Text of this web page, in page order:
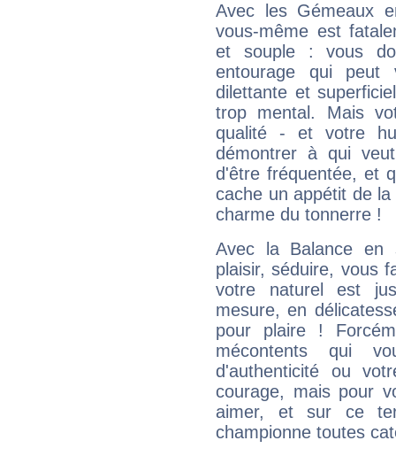
Avec les Gémeaux
vous-même est
et souple : vous
entourage qui
dilettante et
trop mental. Mais
qualité - et votre
démontrer à qui
d'être fréquentée, et
cache un appétit de
charme du tonnerre !
Avec la Balance en
plaisir, séduire, vous
votre naturel est
mesure, en
pour plaire !
mécontents qui
d'authenticité ou
courage, mais pour
aimer, et sur ce
championne toutes